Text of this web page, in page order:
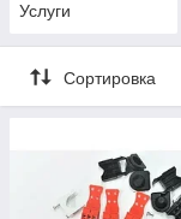
Услуги
Сортировка